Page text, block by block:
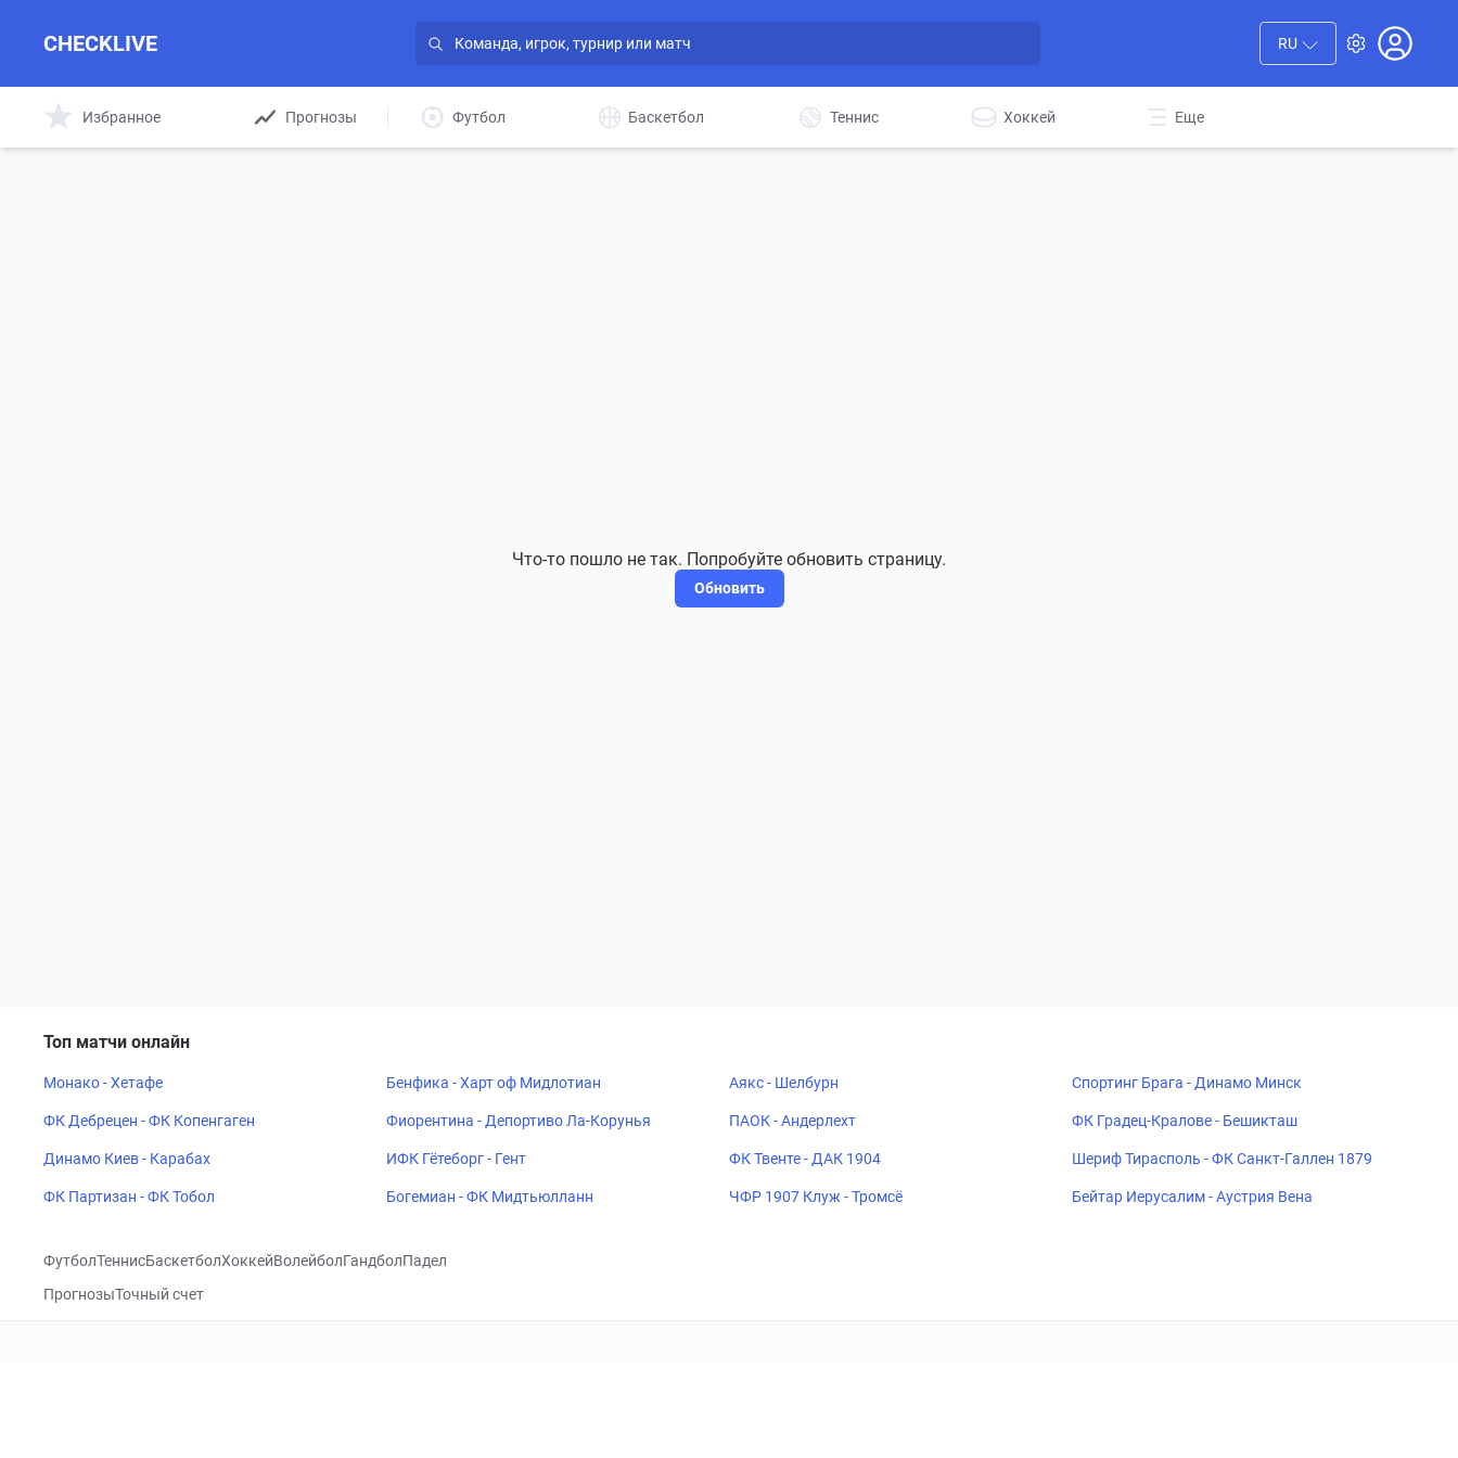
CHECKLIVE RU
Избранное Прогнозы Футбол Баскетбол Теннис Хоккей Еще
Что-то пошло не так. Попробуйте обновить страницу.
Обновить
Топ матчи онлайн
Монако - Хетафе Бенфика - Харт оф Мидлотиан Аякс - Шелбурн Спортинг Брага - Динамо Минск
ФК Дебрецен - ФК Копенгаген Фиорентина - Депортиво Ла-Корунья ПАОК - Андерлехт ФК Градец-Кралове - Бешикташ
Динамо Киев - Карабах ИФК Гётеборг - Гент ФК Твенте - ДАК 1904 Шериф Тирасполь - ФК Санкт-Галлен 1879
ФК Партизан - ФК Тобол Богемиан - ФК Мидтьюлланн ЧФР 1907 Клуж - Тромсё Бейтар Иерусалим - Аустрия Вена
ФутболТеннисБаскетболХоккейВолейболГандболПадел
ПрогнозыТочный счет